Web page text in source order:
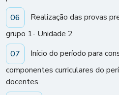
06
Realização das provas
grupo 1- Unidade 2
07
Início do período para
componentes curriculares do
docentes.